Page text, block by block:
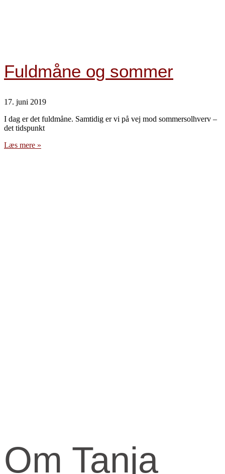
Fuldmåne og sommer
17. juni 2019
I dag er det fuldmåne. Samtidig er vi på vej mod sommersolhverv –
det tidspunkt
Læs mere »
Om Tanja